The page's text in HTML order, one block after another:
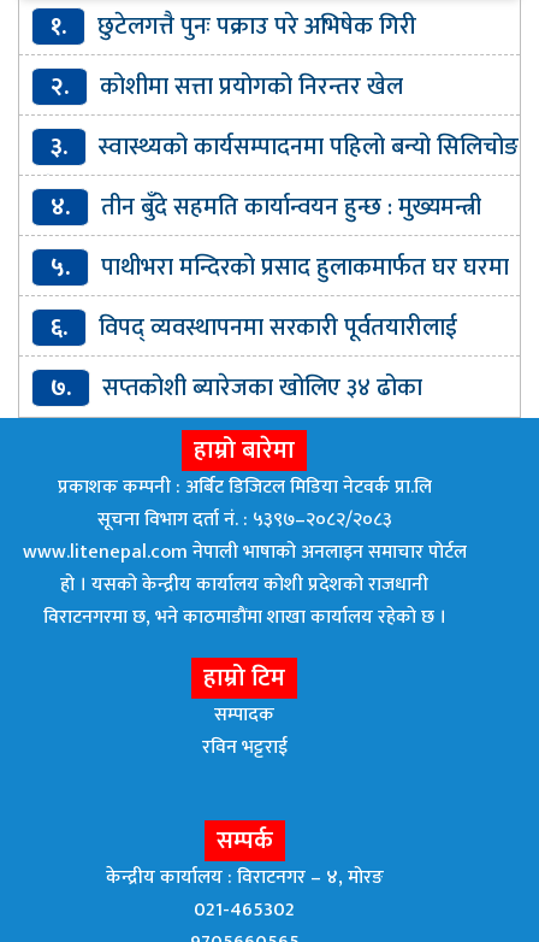
१.
छुटेलगत्तै पुनः पक्राउ परे अभिषेक गिरी
२.
कोशीमा सत्ता प्रयोगको निरन्तर खेल
३.
स्वास्थ्यको कार्यसम्पादनमा पहिलो बन्यो सिलिचोङ
गाउँपालिका
४.
तीन बुँदे सहमति कार्यान्वयन हुन्छ : मुख्यमन्त्री
कार्की
५.
पाथीभरा मन्दिरको प्रसाद हुलाकमार्फत घर घरमा
पठाइने
६.
विपद् व्यवस्थापनमा सरकारी पूर्वतयारीलाई
प्राथमिकतासाथ कार्यान्वयन गर्न सरकारलाई निर्देशन
७.
सप्तकोशी ब्यारेजका खोलिए ३४ ढोका
हाम्रो बारेमा
प्रकाशक कम्पनी : अर्बिट डिजिटल मिडिया नेटवर्क प्रा.लि
सूचना विभाग दर्ता नं. : ५३९७–२०८२/२०८३
www.litenepal.com नेपाली भाषाको अनलाइन समाचार पोर्टल
हो । यसको केन्द्रीय कार्यालय कोशी प्रदेशको राजधानी
विराटनगरमा छ, भने काठमाडाैंमा शाखा कार्यालय रहेकाे छ ।
हाम्रो टिम
सम्पादक
रविन भट्टराई
सम्पर्क
केन्द्रीय कार्यालय : विराटनगर – ४, मोरङ
021-465302